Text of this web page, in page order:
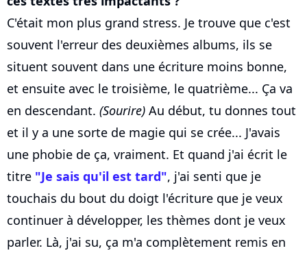
C'était mon plus grand stress. Je trouve que c'est
souvent l'erreur des deuxièmes albums, ils se
situent souvent dans une écriture moins bonne,
et ensuite avec le troisième, le quatrième... Ça va
en descendant. (Sourire) Au début, tu donnes tout
et il y a une sorte de magie qui se crée... J'avais
une phobie de ça, vraiment. Et quand j'ai écrit le
titre "Je sais qu'il est tard", j'ai senti que je
touchais du bout du doigt l'écriture que je veux
continuer à développer, les thèmes dont je veux
parler. Là, j'ai su, ça m'a complètement remis en